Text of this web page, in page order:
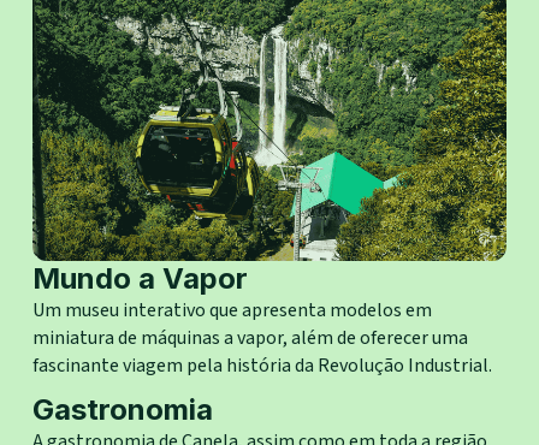
Mundo a Vapor
Um museu interativo que apresenta modelos em
miniatura de máquinas a vapor, além de oferecer uma
fascinante viagem pela história da Revolução Industrial.
Gastronomia